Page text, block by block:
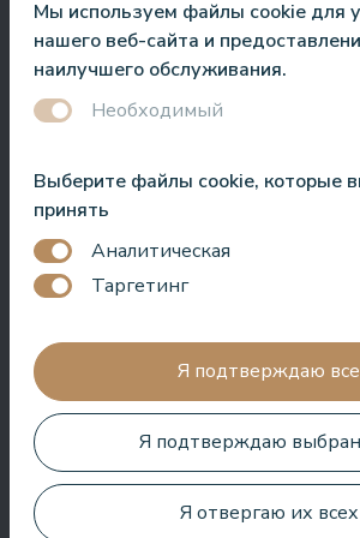
Jānis Zavadskis
Хороший отель для проведения
хорошие, расположение рядом с морем.
дружелюбны и приготовили отличный
Aleks Aves
Очень хороший СПА, удивительные
номера, вкусная еда и полезное
понравилось.
Мы используем файлы cookie для
нашего веб-сайта и
наилучшего обслуживания.
Необходимый
Выберите файлы cookie, которые
принять
Аналитическая
Таргетинг
Я подтверждаю все
Я подтверждаю
Я отвергаю их всех